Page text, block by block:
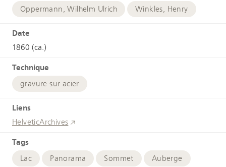
Oppermann, Wilhelm Ulrich Winkles, Henry
Date
1860 (ca.)
Technique
gravure sur acier
Liens
HelveticArchives
Tags
Lac Panorama Sommet
Auberge